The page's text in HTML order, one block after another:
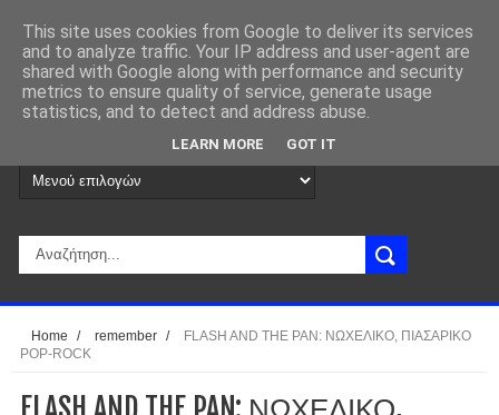
Home / remember /
FLASH AND THE PAN: ΝΩΧΕΛΙΚΟ, ΠΙΑΣΑΡΙΚΟ
POP-ROCK
This site uses cookies from Google to deliver its services
and to analyze traffic. Your IP address and user-agent are
shared with Google along with performance and security
metrics to ensure quality of service, generate usage
statistics, and to detect and address abuse.
LEARN MORE GOT IT